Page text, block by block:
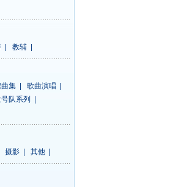
教辅
集 歌曲演唱
队系列
摄影 其他